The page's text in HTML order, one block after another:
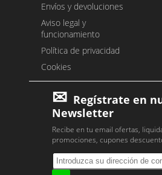
Envíos y devoluciones
Aviso legal y
funcionamiento
Política de privacidad
Cookies
Regístrate en
Newsletter
Recibe en tu email ofertas,
promociones, cupones